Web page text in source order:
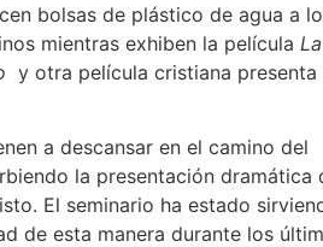
bolsas de plástico de agua a
mientras exhiben la película La
y otra película cristiana presenta
a descansar en el camino del
la presentación dramática
El seminario ha estado
de esta manera durante los